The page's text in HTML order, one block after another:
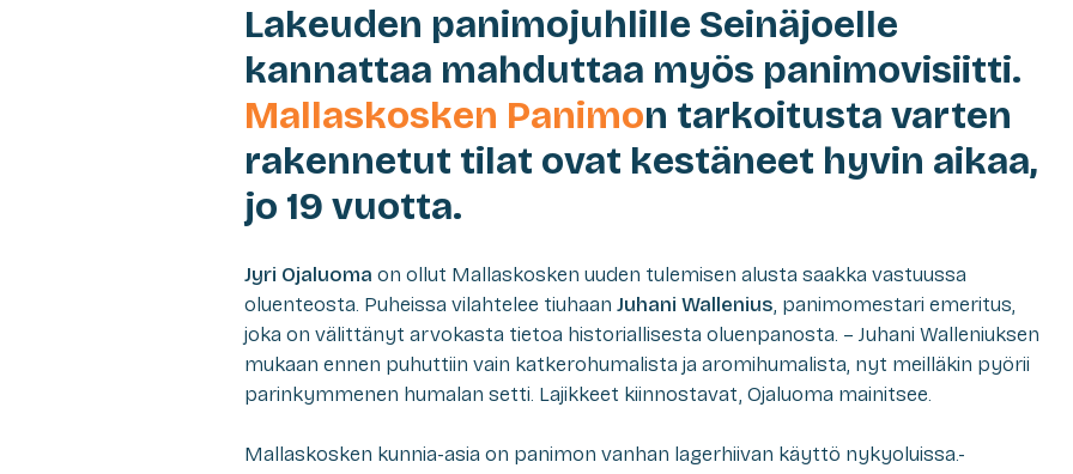
Lakeuden panimojuhlille Seinäjoelle
kannattaa mahduttaa myös panimovisiitti.
Mallaskosken Panimon tarkoitusta varten
rakennetut tilat ovat kestäneet hyvin aikaa,
jo 19 vuotta.
Jyri Ojaluoma on ollut Mallaskosken uuden tulemisen alusta saakka vastuussa
oluenteosta. Puheissa vilahtelee tiuhaan Juhani Wallenius, panimomestari emeritus,
joka on välittänyt arvokasta tietoa historiallisesta oluenpanosta. – Juhani Walleniuksen
mukaan ennen puhuttiin vain katkerohumalista ja aromihumalista, nyt meilläkin pyörii
parinkymmenen humalan setti. Lajikkeet kiinnostavat, Ojaluoma mainitsee.
Mallaskosken kunnia-asia on panimon vanhan lagerhiivan käyttö nykyoluissa.-